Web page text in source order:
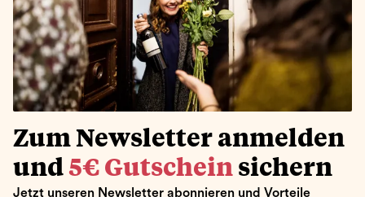
Zum Newsletter anmelden
und 5€ Gutschein sichern
Jetzt unseren Newsletter abonnieren und Vorteile